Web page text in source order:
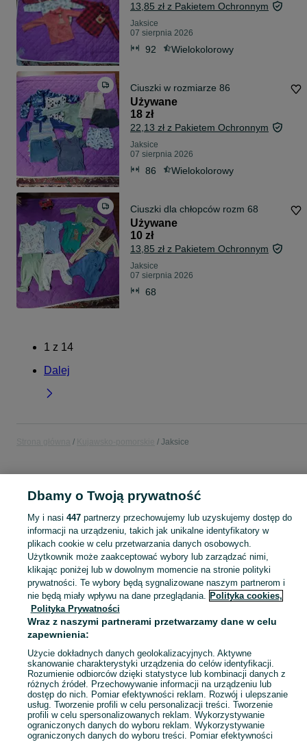
13,85 zł z Pakietem Ochronnym
Jaksice
07 sierpnia 2026
92 Wielokolorowy
Ciuszki w rozmiarze 86
Używane
18 zł
22,13 zł z Pakietem Ochronnym
Jaksice
07 sierpnia 2026
86 Wielokolorowy
Ciuszki dla chłopców rozm 68
Używane
10 zł
13,85 zł z Pakietem Ochronnym
Jaksice
07 sierpnia 2026
68
1 z 14
Dalej
Jaksice
kurczaki ubite apartamento
Skorzystaj z największego serwisu ogłoszeniowego - Jaksice i okolice! Kupuj to, czego pragniesz i sprzedawaj to, czego już nie potrzebujesz! Zobacz
Mapa kategorii
Mapa miejscowości
Mapa ministron
Popularne wyszukiwania
Dbamy o Twoją prywatność
My i nasi 447partnerzy przechowujemy lub uzyskujemy dostęp do
informacji na urządzeniu, takich jak unikalne identyfikatory w
plikach cookie w celu przetwarzania danych osobowych.
Użytkownik może zaakceptować wybory lub zarządzać nimi,
klikając poniżej lub w dowolnym momencie na stronie polityki
prywatności. Te wybory będą sygnalizowane naszym partnerom i
nie będą miały wpływu na dane przeglądania. Polityka cookies,
Polityka Prywatności
Wraz z naszymi partnerami przetwarzamy dane w celu
zapewnienia:
Użycie dokładnych danych geolokalizacyjnych. Aktywne
skanowanie charakterystyki urządzenia do celów identyfikacji.
Rozumienie odbiorców dzięki statystyce lub kombinacji danych z
różnych źródeł. Przechowywanie informacji na urządzeniu lub
dostęp do nich. Pomiar efektywności reklam. Rozwój i ulepszanie
usług. Tworzenie profili w celu personalizacji treści. Tworzenie
profili w celu spersonalizowanych reklam. Wykorzystywanie
ograniczonych danych do wyboru reklam. Wykorzystywanie
ograniczonych danych do wyboru treści. Pomiar efektywności